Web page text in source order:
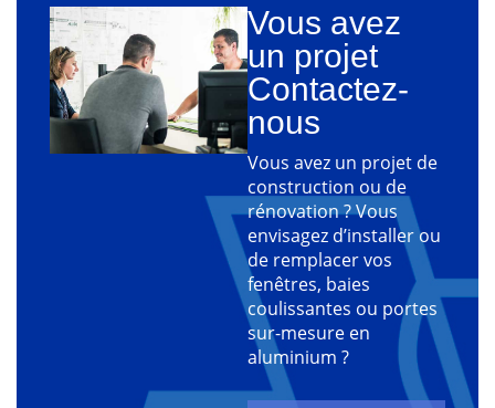
Vous avez
un projet
Contactez-
nous
Vous avez un projet de
construction ou de
rénovation ? Vous
envisagez d’installer ou
de remplacer vos
fenêtres, baies
coulissantes ou portes
sur-mesure en
aluminium ?